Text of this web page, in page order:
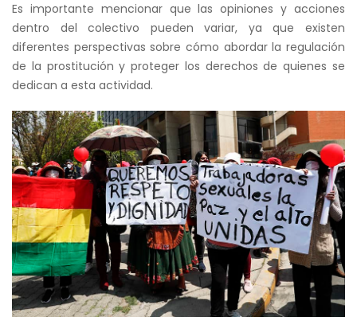
Es importante mencionar que las opiniones y acciones
dentro del colectivo pueden variar, ya que existen
diferentes perspectivas sobre cómo abordar la regulación
de la prostitución y proteger los derechos de quienes se
dedican a esta actividad.